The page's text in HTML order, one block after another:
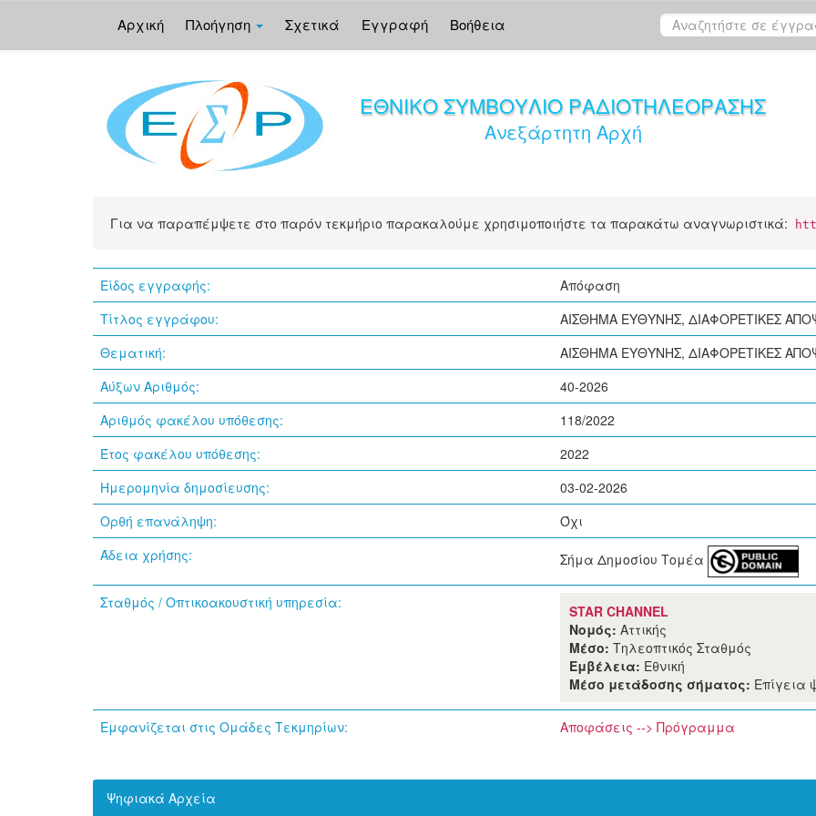
Αρχική Πλοήγηση Σχετικά Εγγραφή Βοήθεια
ΕΘΝΙΚΟ ΣΥΜΒΟΥΛΙΟ ΡΑΔΙΟΤΗΛΕΟΡΑΣΗΣ
Ανεξάρτητη Αρχή
Για να παραπέμψετε στο παρόν τεκμήριο παρακαλούμε χρησιμοποιήστε τα παρακάτω αναγνωριστικά:
Είδος εγγραφής:
Απόφαση
Τίτλος εγγράφου:
ΑΙΣΘΗΜΑ ΕΥΘΥΝΗΣ, ΔΙΑΦΟΡΕΤΙΚΕΣ
Θεματική:
ΑΙΣΘΗΜΑ ΕΥΘΥΝΗΣ, ΔΙΑΦΟΡΕΤΙΚΕΣ
Αύξων Αριθμός:
40-2026
Αριθμός φακέλου υπόθεσης:
118/2022
Έτος φακέλου υπόθεσης:
2022
Ημερομηνία δημοσίευσης:
03-02-2026
Ορθή επανάληψη:
Όχι
Άδεια χρήσης:
Σήμα Δημοσίου Τομέα
Σταθμός / Οπτικοακουστική υπηρεσία:
STAR CHANNEL
Νομός: Αττικής
Μέσο: Τηλεοπτικός Σταθμός
Εμβέλεια: Εθνική
Μέσο μετάδοσης σήματος: Επίγεια
Εμφανίζεται στις Ομάδες Τεκμηρίων: Αποφάσεις --> Πρόγραμμα
Ψηφιακά Αρχεία